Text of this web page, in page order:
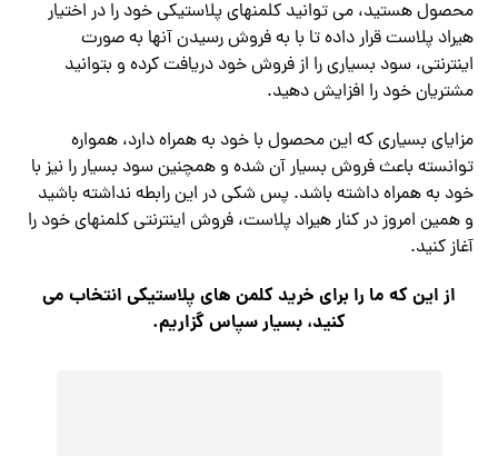
محصول هستید، می توانید کلمنهای پلاستیکی خود را در اختیار
هیراد پلاست قرار داده تا با به فروش رسیدن آنها به صورت
اینترنتی، سود بسیاری را از فروش خود دریافت کرده و بتوانید
مشتریان خود را افزایش دهید.
مزایای بسیاری که این محصول با خود به همراه دارد، همواره
توانسته باعث فروش بسیار آن شده و همچنین سود بسیار را نیز با
خود به همراه داشته باشد. پس شکی در این رابطه نداشته باشید
و همین امروز در کنار هیراد پلاست، فروش اینترنتی کلمنهای خود را
آغاز کنید.
از این که ما را برای خرید کلمن های پلاستیکی انتخاب می
کنید، بسیار سپاس گزاریم.